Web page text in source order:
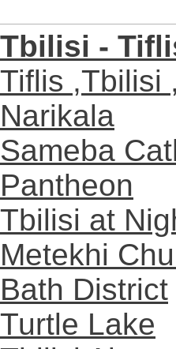
Tbilisi -
Tiflis ,Tbilisi
Narikala
Sameba
Pantheon
Tbilisi at
Metekhi
Bath District
Turtle Lake